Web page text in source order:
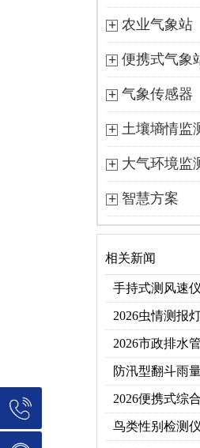
农业气象站
便携式气象
气象传感器
土壤墒情监
大气环境监
智慧方案
相关新闻